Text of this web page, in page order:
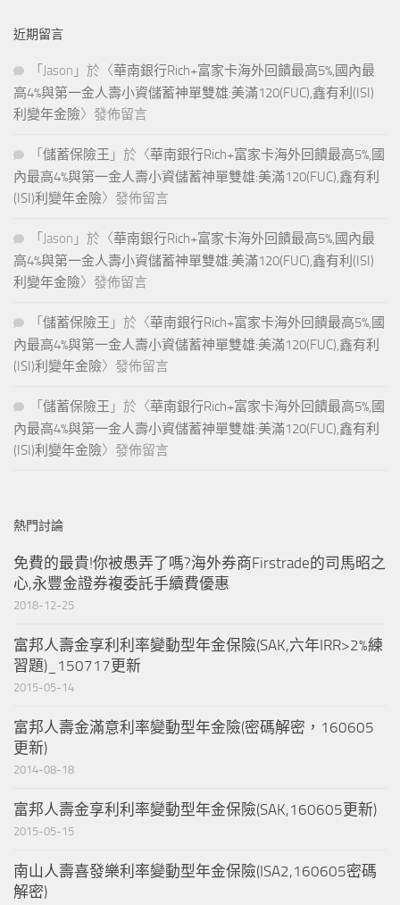
近期留言
「 Jason 」於〈華南銀行Rich+富家卡海外回饋最高5%,國內最
高4%與第一金人壽小資儲蓄神單雙雄:美滿120(FUC),鑫有利(ISI)
利變年金險〉發佈留言
「 儲蓄保險王 」於〈華南銀行Rich+富家卡海外回饋最高5%,國
內最高4%與第一金人壽小資儲蓄神單雙雄:美滿120(FUC),鑫有利
(ISI)利變年金險〉發佈留言
「 Jason 」於〈華南銀行Rich+富家卡海外回饋最高5%,國內最
高4%與第一金人壽小資儲蓄神單雙雄:美滿120(FUC),鑫有利(ISI)
利變年金險〉發佈留言
「 儲蓄保險王 」於〈華南銀行Rich+富家卡海外回饋最高5%,國
內最高4%與第一金人壽小資儲蓄神單雙雄:美滿120(FUC),鑫有利
(ISI)利變年金險〉發佈留言
「 儲蓄保險王 」於〈華南銀行Rich+富家卡海外回饋最高5%,國
內最高4%與第一金人壽小資儲蓄神單雙雄:美滿120(FUC),鑫有利
(ISI)利變年金險〉發佈留言
熱門討論
免費的最貴!你被愚弄了嗎?海外券商Firstrade的司馬昭之
心,永豐金證券複委託手續費優惠
2018-12-25
富邦人壽金享利利率變動型年金保險(SAK,六年IRR>2%練
習題)_150717更新
2015-05-14
富邦人壽金滿意利率變動型年金險(密碼解密，160605
更新)
2014-08-18
富邦人壽金享利利率變動型年金保險(SAK,160605更新)
2015-05-15
南山人壽喜發樂利率變動型年金保險(ISA2,160605密碼
解密)